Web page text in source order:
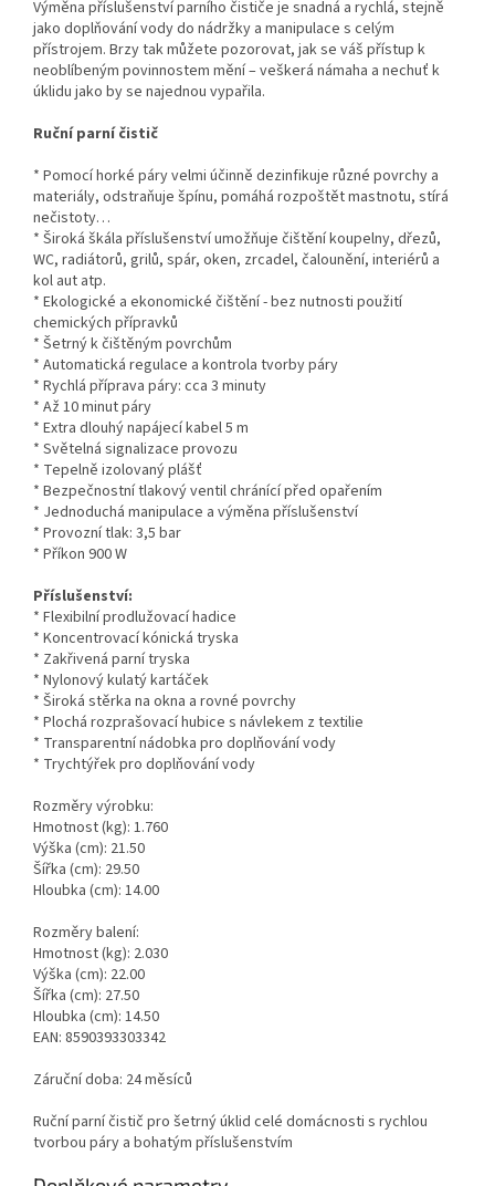
Výměna příslušenství parního čističe je snadná a rychlá, stejně
jako doplňování vody do nádržky a manipulace s celým
přístrojem. Brzy tak můžete pozorovat, jak se váš přístup k
neoblíbeným povinnostem mění – veškerá námaha a nechuť k
úklidu jako by se najednou vypařila.
Ruční parní čistič
* Pomocí horké páry velmi účinně dezinfikuje různé povrchy a
materiály, odstraňuje špínu, pomáhá rozpoštět mastnotu, stírá
nečistoty…
* Široká škála příslušenství umožňuje čištění koupelny, dřezů,
WC, radiátorů, grilů, spár, oken, zrcadel, čalounění, interiérů a
kol aut atp.
* Ekologické a ekonomické čištění - bez nutnosti použití
chemických přípravků
* Šetrný k čištěným povrchům
* Automatická regulace a kontrola tvorby páry
* Rychlá příprava páry: cca 3 minuty
* Až 10 minut páry
* Extra dlouhý napájecí kabel 5 m
* Světelná signalizace provozu
* Tepelně izolovaný plášť
* Bezpečnostní tlakový ventil chránící před opařením
* Jednoduchá manipulace a výměna příslušenství
* Provozní tlak: 3,5 bar
* Příkon 900 W
Příslušenství:
* Flexibilní prodlužovací hadice
* Koncentrovací kónická tryska
* Zakřivená parní tryska
* Nylonový kulatý kartáček
* Široká stěrka na okna a rovné povrchy
* Plochá rozprašovací hubice s návlekem z textilie
* Transparentní nádobka pro doplňování vody
* Trychtýřek pro doplňování vody
Rozměry výrobku:
Hmotnost (kg): 1.760
Výška (cm): 21.50
Šířka (cm): 29.50
Hloubka (cm): 14.00
Rozměry balení:
Hmotnost (kg): 2.030
Výška (cm): 22.00
Šířka (cm): 27.50
Hloubka (cm): 14.50
EAN: 8590393303342
Záruční doba: 24 měsíců
Ruční parní čistič pro šetrný úklid celé domácnosti s rychlou
tvorbou páry a bohatým příslušenstvím